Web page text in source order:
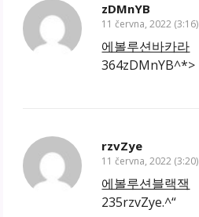
zDMnYB
11 června, 2022 (3:16)
에볼루션바카라
364zDMnYB^*>
rzvZye
11 června, 2022 (3:20)
에볼루션블랙잭
235rzvZye.^“